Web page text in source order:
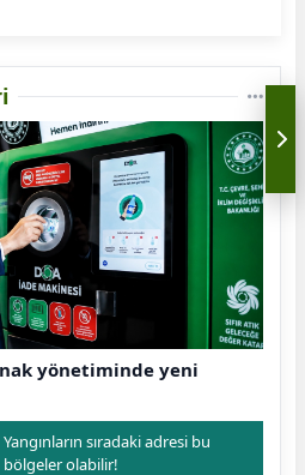
yönetiminde yeni
Yangınların sıradaki adresi bu
bölgeler olabilir!